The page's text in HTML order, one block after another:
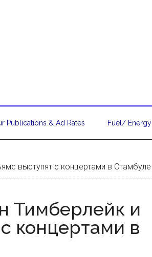
Publications & Ad Rates Fuel/ Energy
выступят с концертами в Стамбуле
Тимберлейк и
концертами в